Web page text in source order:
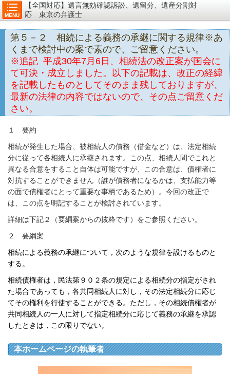
MENU
【全国対応】遺言無効確認訴訟、遺留分、遺産分割対
応 東京の弁護士
第５－２ 相続による義務の承継に関する規律※あ
くまで検討中の案で素ので、ご留意ください。
※追記 平成30年7月6日、相続法の改正案が国会に
て可決・成立しました。以下の記載は、改正の経緯
を記載したものとしてそのまま残しておりますが、
最新の法律の内容ではないので、その点ご留意くだ
さい。
１ 要約
相続が発生した場合、被相続人の債務（借金など）は、法定相続
分に従って各相続人に承継されます。この点、相続人間でこれと
異なる合意をすること自体は可能ですが、この合意は、債権者に
対抗することができません（誰が債務者になるかは、支払能力等
の面で債権者にとって重要な事柄であるため）。今回の改正で
は、この点を明記することが検討されています。
詳細は下記２（要綱案からの抜粋です）をご参照ください。
２ 要綱案
相続による義務の承継について，次のような規律を設けるものと
する。
相続債権者は，民法第９０２条の規定による相続分の指定がされ
た場合であっても，各共同相続人に対し，その法定相続分に応じ
てその権利を行使することができる。ただし，その相続債権者が
共同相続人の一人に対して指定相続分に応じて義務の承継を承認
したときは，この限りでない。
本ホームページの執筆者